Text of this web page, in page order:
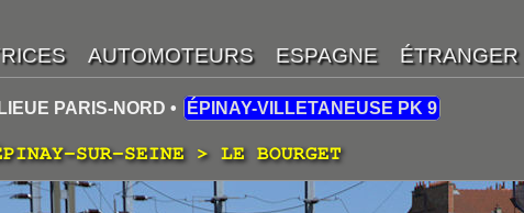
PARIS-NORD • ÉPINAY-VILLETANEUSE PK 9
SUR-SEINE > LE BOURGET